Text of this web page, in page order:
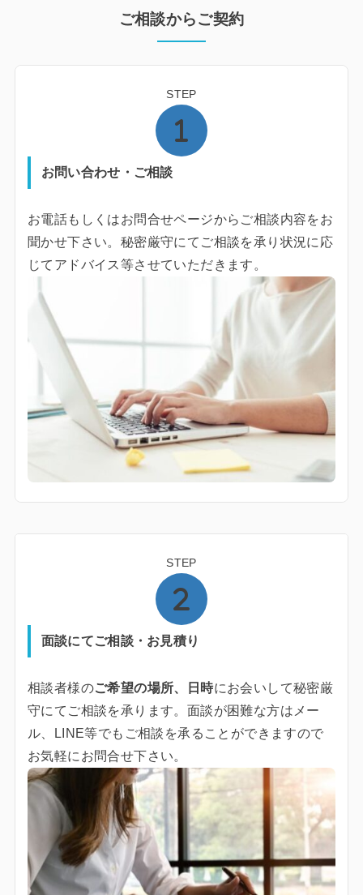
ご相談からご契約
STEP
お問い合わせ・ご相談
お電話もしくはお問合せページからご相談内容をお
聞かせ下さい。秘密厳守にてご相談を承り状況に応
じてアドバイス等させていただきます。
STEP
面談にてご相談・お見積り
相談者様のご希望の場所、日時にお会いして秘密厳
守にてご相談を承ります。面談が困難な方はメー
ル、LINE等でもご相談を承ることができますので
お気軽にお問合せ下さい。